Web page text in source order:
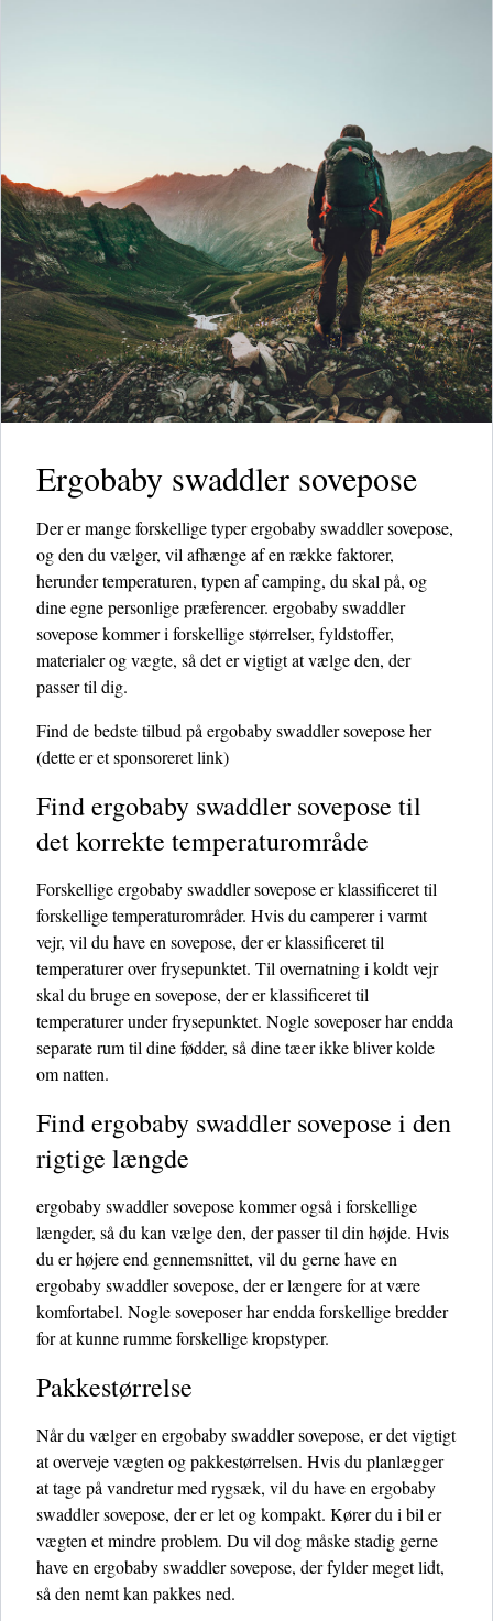
Ergobaby swaddler sovepose
Der er mange forskellige typer ergobaby swaddler sovepose,
og den du vælger, vil afhænge af en række faktorer,
herunder temperaturen, typen af ​​camping, du skal på, og
dine egne personlige præferencer. ergobaby swaddler
sovepose kommer i forskellige størrelser, fyldstoffer,
materialer og vægte, så det er vigtigt at vælge den, der
passer til dig.
Find de bedste tilbud på ergobaby swaddler sovepose her
(dette er et sponsoreret link)
Find ergobaby swaddler sovepose til
det korrekte temperaturområde
Forskellige ergobaby swaddler sovepose er klassificeret til
forskellige temperaturområder. Hvis du camperer i varmt
vejr, vil du have en sovepose, der er klassificeret til
temperaturer over frysepunktet. Til overnatning i koldt vejr
skal du bruge en sovepose, der er klassificeret til
temperaturer under frysepunktet. Nogle soveposer har endda
separate rum til dine fødder, så dine tæer ikke bliver kolde
om natten.
Find ergobaby swaddler sovepose i den
rigtige længde
ergobaby swaddler sovepose kommer også i forskellige
længder, så du kan vælge den, der passer til din højde. Hvis
du er højere end gennemsnittet, vil du gerne have en
ergobaby swaddler sovepose, der er længere for at være
komfortabel. Nogle soveposer har endda forskellige bredder
for at kunne rumme forskellige kropstyper.
Pakkestørrelse
Når du vælger en ergobaby swaddler sovepose, er det vigtigt
at overveje vægten og pakkestørrelsen. Hvis du planlægger
at tage på vandretur med rygsæk, vil du have en ergobaby
swaddler sovepose, der er let og kompakt. Kører du i bil er
vægten et mindre problem. Du vil dog måske stadig gerne
have en ergobaby swaddler sovepose, der fylder meget lidt,
så den nemt kan pakkes ned.